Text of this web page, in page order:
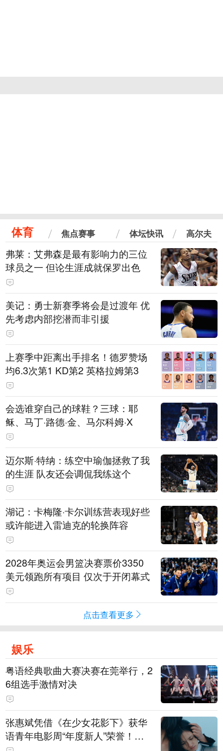
体育 焦点赛事 体坛快讯 高尔夫
弗莱：艾弗森是最有影响力的三位
球员之一 但论生涯成就保罗出色
美记：勇士新赛季将会是过渡年 优
先考虑内部挖潜而非引援
上赛季中距离出手排名！德罗赞场
均6.3次第1 KD第2 英格拉姆第3
会选谁穿自己的球鞋？三球：耶
稣、马丁·路德·金、马尔科姆·X
迈尔斯·特纳：练空中瑜伽拯救了我
的生涯 队友还会调侃我练这个
湖记：卡梅隆·卡尔训练营表现好些
或许能进入雷迪克的轮换阵容
2028年奥运会男篮决赛票价3350
美元领跑所有项目 仅次于开闭幕式
点击查看更多
娱乐
粤语经典歌曲大赛决赛在莞举行，2
6组选手激情对决
张惠斌凭借《在少女花影下》获华
语青年电影周“年度新人”荣誉！该